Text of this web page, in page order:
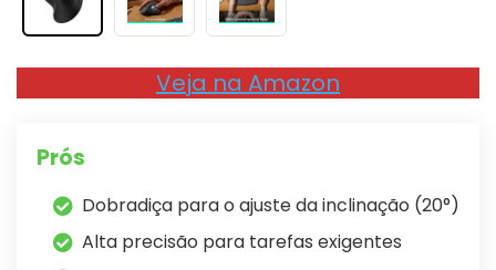
Veja na Amazon
Prós
Dobradiça para o ajuste da inclinação (20°)
Alta precisão para tarefas exigentes